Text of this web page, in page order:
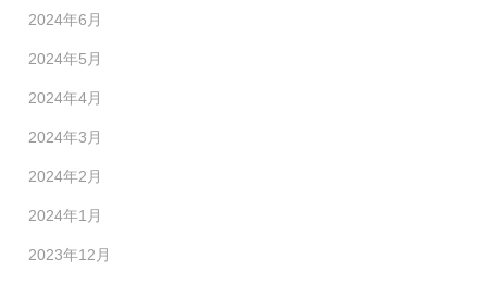
2024年6月
2024年5月
2024年4月
2024年3月
2024年2月
2024年1月
2023年12月